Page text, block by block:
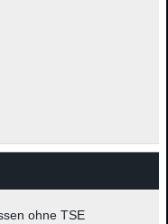
ohne TSE